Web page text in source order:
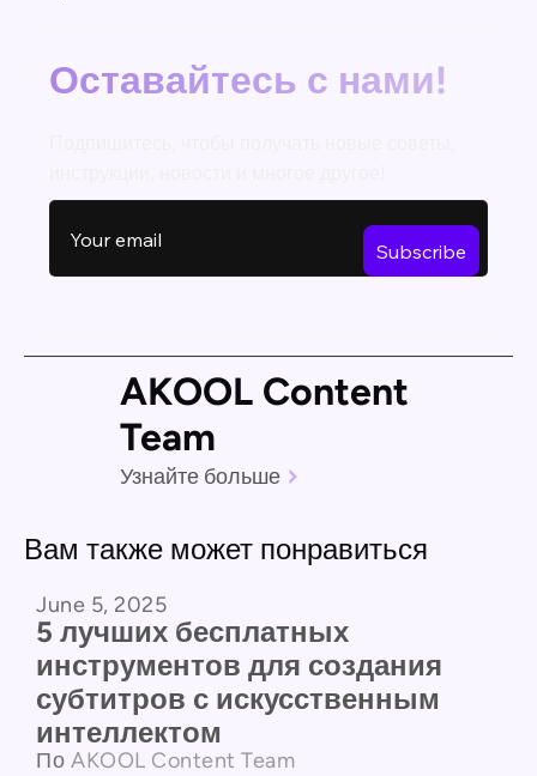
Оставайтесь с нами!
AKOOL Content
Team
Узнайте больше
Вам также может понравиться
June 5, 2025
5 лучших бесплатных
инструментов для создания
субтитров с искусственным
интеллектом
По AKOOL Content Team